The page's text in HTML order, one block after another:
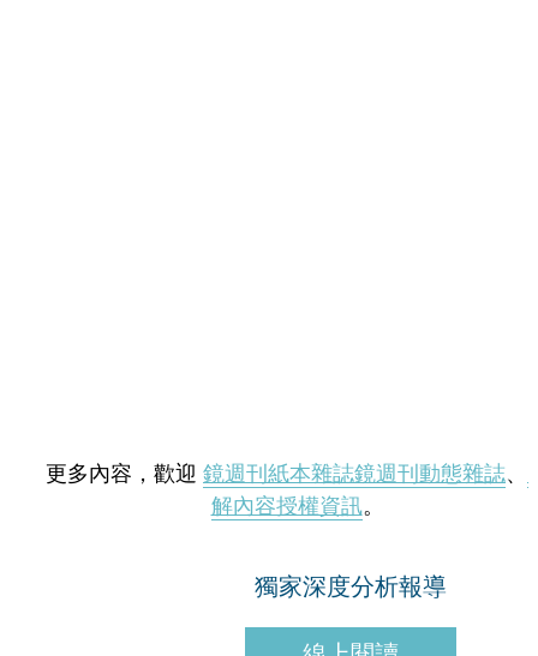
更多內容，歡迎 鏡週刊紙本雜誌鏡週刊動態雜誌、
解內容授權資訊。
獨家深度分析報導